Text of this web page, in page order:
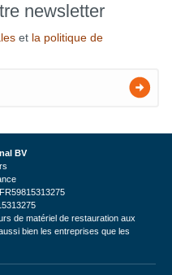
newsletter
et la politique de
BV
de matériel de restauration aux
bien les entreprises que les